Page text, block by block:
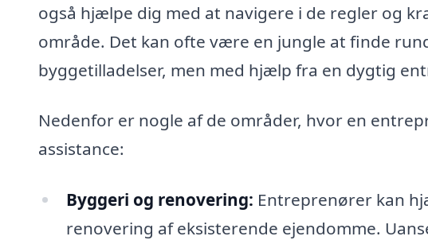
også hjælpe dig med at navigere i de regler og
område. Det kan ofte være en jungle at finde
byggetilladelser, men med hjælp fra en dygtig
Nedenfor er nogle af de områder, hvor en
assistance:
Byggeri og renovering: Entreprenører kan
renovering af eksisterende ejendomme.